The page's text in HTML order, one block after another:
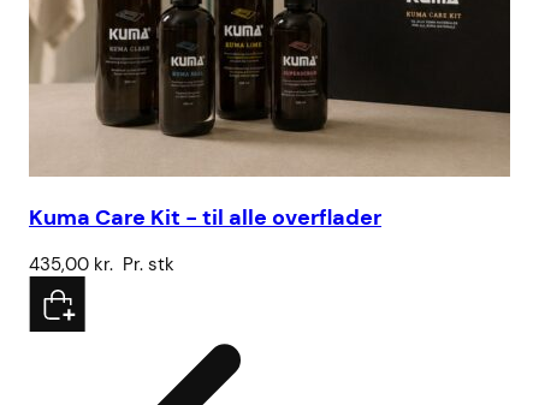
Kuma Care Kit - til alle overflader
435,00 kr. Pr. stk